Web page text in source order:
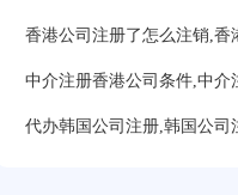
香港公司注册了怎么注销,香
中介注册香港公司条件,中介
代办韩国公司注册,韩国公司